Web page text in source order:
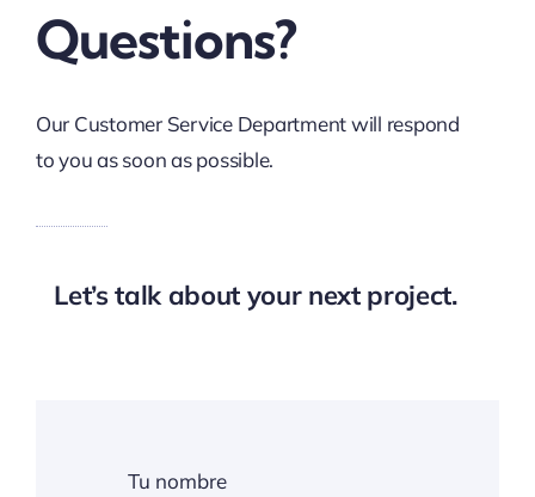
Questions?
Our Customer Service Department will respond
to you as soon as possible.
Let’s talk about your next project.